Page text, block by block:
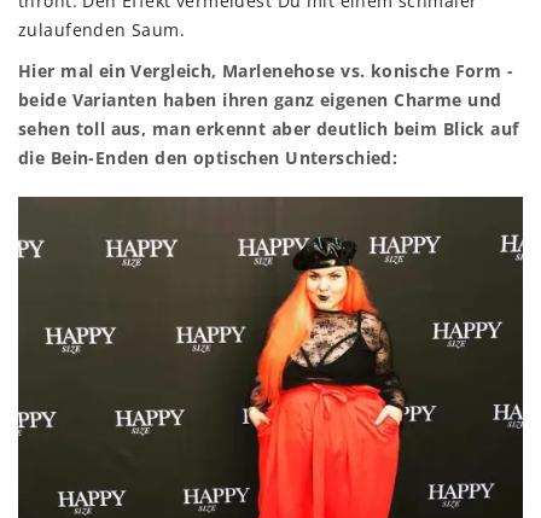
zulaufenden Saum.
Hier mal ein Vergleich, Marlenehose vs. konische Form -
beide Varianten haben ihren ganz eigenen Charme und
sehen toll aus, man erkennt aber deutlich beim Blick auf
die Bein-Enden den optischen Unterschied: